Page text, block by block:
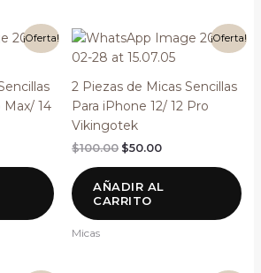
¡Oferta!
Max/ 14
¡Oferta!
2 Piezas de Micas Sencillas
Para iPhone 12/ 12 Pro
Vikingotek
$100.00
El
precio
original
$100.00.
$50.00
El
precio
actual
$50.00.
AÑADIR AL
CARRITO
Micas